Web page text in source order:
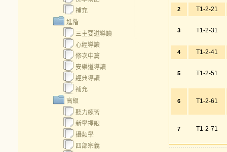
補充
進階
三主要道導讀
心經導讀
修次中篇
安樂道導讀
經典導讀
補充
高級
聽力練習
新學擇眼
攝類學
四部宗義
2 T1-2-21
3 T1-2-31
4 T1-2-41
5 T1-2-51
6 T1-2-61
7 T1-2-71